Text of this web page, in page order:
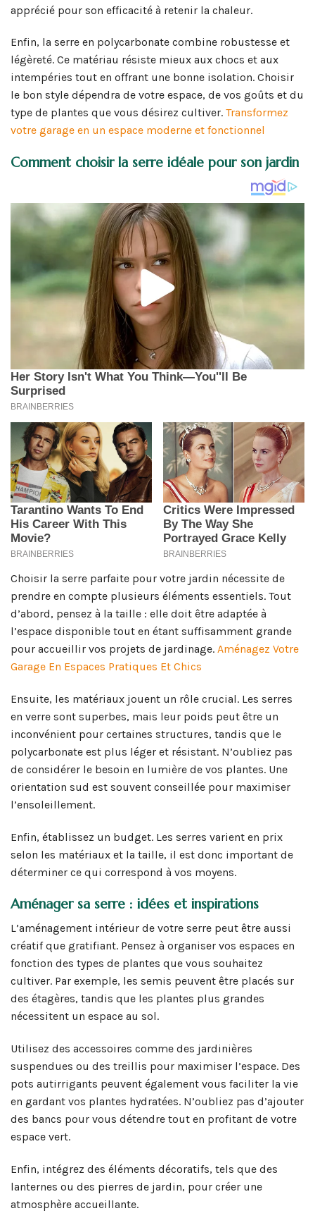
apprécié pour son efficacité à retenir la chaleur.
Enfin, la serre en polycarbonate combine robustesse et
légèreté. Ce matériau résiste mieux aux chocs et aux
intempéries tout en offrant une bonne isolation. Choisir
le bon style dépendra de votre espace, de vos goûts et du
type de plantes que vous désirez cultiver. Transformez
votre garage en un espace moderne et fonctionnel
Comment choisir la serre idéale pour son jardin
Choisir la serre parfaite pour votre jardin nécessite de
prendre en compte plusieurs éléments essentiels. Tout
d’abord, pensez à la taille : elle doit être adaptée à
l’espace disponible tout en étant suffisamment grande
pour accueillir vos projets de jardinage. Aménagez Votre
Garage En Espaces Pratiques Et Chics
Ensuite, les matériaux jouent un rôle crucial. Les serres
en verre sont superbes, mais leur poids peut être un
inconvénient pour certaines structures, tandis que le
polycarbonate est plus léger et résistant. N’oubliez pas
de considérer le besoin en lumière de vos plantes. Une
orientation sud est souvent conseillée pour maximiser
l’ensoleillement.
Enfin, établissez un budget. Les serres varient en prix
selon les matériaux et la taille, il est donc important de
déterminer ce qui correspond à vos moyens.
Aménager sa serre : idées et inspirations
L’aménagement intérieur de votre serre peut être aussi
créatif que gratifiant. Pensez à organiser vos espaces en
fonction des types de plantes que vous souhaitez
cultiver. Par exemple, les semis peuvent être placés sur
des étagères, tandis que les plantes plus grandes
nécessitent un espace au sol.
Utilisez des accessoires comme des jardinières
suspendues ou des treillis pour maximiser l’espace. Des
pots autirrigants peuvent également vous faciliter la vie
en gardant vos plantes hydratées. N’oubliez pas d’ajouter
des bancs pour vous détendre tout en profitant de votre
espace vert.
Enfin, intégrez des éléments décoratifs, tels que des
lanternes ou des pierres de jardin, pour créer une
atmosphère accueillante.